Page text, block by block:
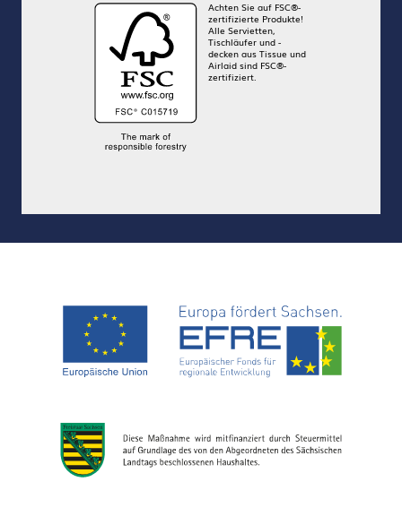
Achten Sie auf FSC®-
zertifizierte Produkte!
Alle Servietten,
Tischläufer und -
decken aus Tissue und
Airlaid sind FSC®-
zertifiziert.